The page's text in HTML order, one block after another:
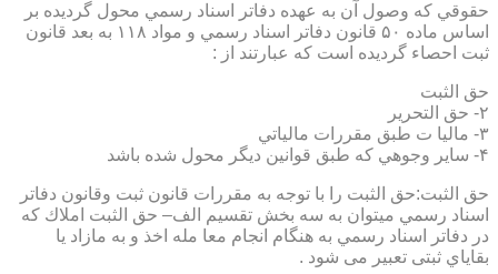
حقوقي كه وصول آن به عهده دفاتر اسناد رسمي محول گرديده بر
اساس ماده ۵۰ قانون دفاتر اسناد رسمي و مواد ۱۱۸ به بعد قانون
ثبت احصاء گرديده است كه عبارتند از :
حق الثبت
۲- حق التحرير
۳- ماليا ت طبق مقررات مالياتي
۴- ساير وجوهي كه طبق قوانين ديگر محول شده باشد
حق الثبت:حق الثبت را با توجه به مقررات قانون ثبت وقانون دفاتر
اسناد رسمي ميتوان به سه بخش تقسيم الف– حق الثبت املاك كه
در دفاتر اسناد رسمي به هنگام انجام معا مله اخذ و به مازاد يا
بقاياي ثبتی تعبیر می شود .